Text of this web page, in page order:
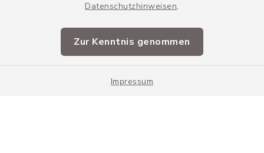
Datenschutzhinweisen.
Zur Kenntnis genommen
Impressum
Impressum
Sitemap